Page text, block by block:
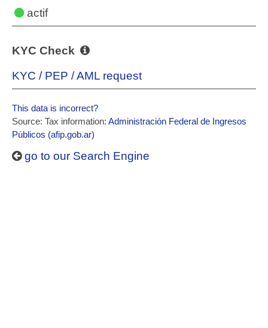
actif
KYC Check
KYC / PEP / AML request
This data is incorrect?
Source: Tax information: Administración Federal de Ingresos
Públicos (afip.gob.ar)
go to our Search Engine